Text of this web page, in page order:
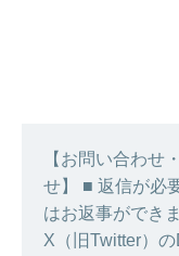
【お問い合わせ
せ】 ■ 返信が必
はお返事ができ
X（旧Twitter）